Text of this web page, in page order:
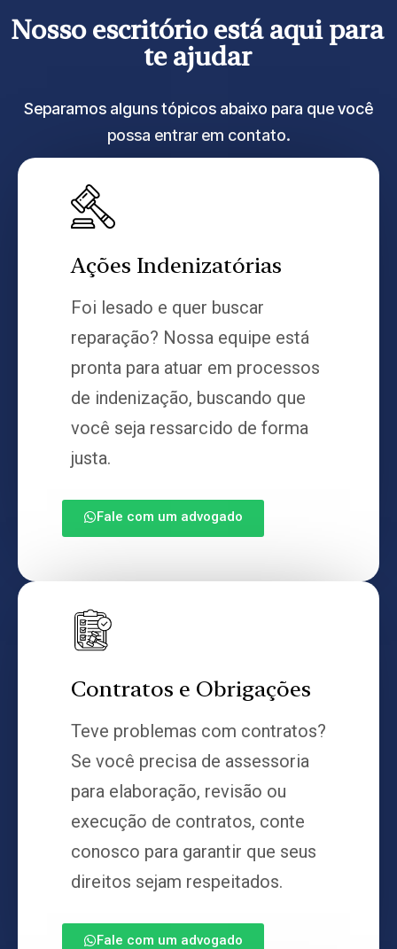
Nosso escritório está aqui para
te ajudar
Separamos alguns tópicos abaixo para que você
possa entrar em contato.
Ações Indenizatórias
Foi lesado e quer buscar
reparação? Nossa equipe está
pronta para atuar em processos
de indenização, buscando que
você seja ressarcido de forma
justa.
Fale com um advogado
Contratos e Obrigações
Teve problemas com contratos?
Se você precisa de assessoria
para elaboração, revisão ou
execução de contratos, conte
conosco para garantir que seus
direitos sejam respeitados.
Fale com um advogado